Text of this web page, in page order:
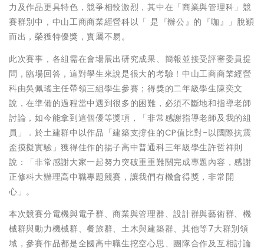
力及作品更具特色，競爭相較激烈，其中在「商業與管理科」競
賽群別中，中山工商商業經營科以「 是『辦公』的『咖』」脫穎
而出，榮獲特優獎，實屬不易。
此次賽事，各組需在會場展出研究成果、簡報並接受評審委員提
問，臨場回答，這對學生來說是很大的考驗！中山工商商業經營
科由吳佩瑤主任帶領三組學生參賽；得獎的二年級學生陳奕文
說，在準備的過程當中遇到很多的困難，必須不斷地和指導老師
討論，如今能拿到這個優等獎項，「非常感謝指導老師及我的組
員」．於土建群中以作品「建築支撐住的CP值比對-以國際抗震
盃摸擬實驗」獲得佳作的揚子高中普通科三年級學生許哲祥則
說：「非常感謝大家一起努力突破重重難關完成專題內容，感謝
正修科大辦理高中職專題競賽，讓我們有機會得獎，非常開
心」。
本次競賽分電機與電子群、商業與管理群、設計群與藝術群、機
械群與動力機械群、餐旅群、土木與建築群、其他等7大群別領
域，參賽作品都是全國高中職生挖空心思、團隊合作及互相討論